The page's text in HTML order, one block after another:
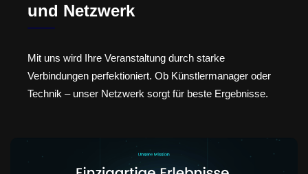
und Netzwerk
Mit uns wird Ihre Veranstaltung durch starke
Verbindungen perfektioniert. Ob Künstlermanager oder
Technik – unser Netzwerk sorgt für beste Ergebnisse.